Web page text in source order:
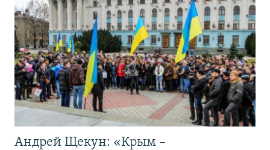
Андрей Щекун: «Крым –